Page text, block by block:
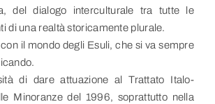
del dialogo interculturale tra tutte le
di una realtà storicamente plurale.
il mondo degli Esuli, che si va sempre
di dare attuazione al Trattato Italo-
Minoranze del 1996, soprattutto nella